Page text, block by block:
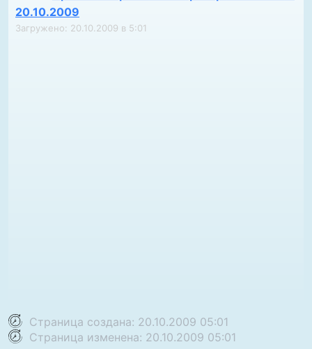
20.10.2009
Загружено: 20.10.2009 в 5:01
Страница создана: 20.10.2009 05:01
Страница изменена: 20.10.2009 05:01